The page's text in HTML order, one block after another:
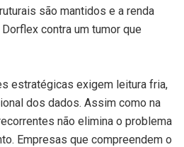
são mantidos e a renda
contra um tumor que
estratégicas exigem leitura fria,
dos dados. Assim como na
não elimina o problema
Empresas que compreendem o